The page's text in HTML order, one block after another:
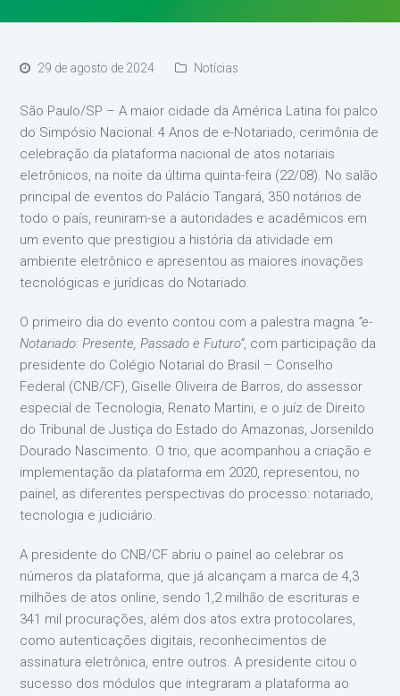
29 de agosto de 2024 Notícias
São Paulo/SP – A maior cidade da América Latina foi palco
do Simpósio Nacional: 4 Anos de e-Notariado, cerimônia de
celebração da plataforma nacional de atos notariais
eletrônicos, na noite da última quinta-feira (22/08). No salão
principal de eventos do Palácio Tangará, 350 notários de
todo o país, reuniram-se a autoridades e acadêmicos em
um evento que prestigiou a história da atividade em
ambiente eletrônico e apresentou as maiores inovações
tecnológicas e jurídicas do Notariado.
O primeiro dia do evento contou com a palestra magna “e-
Notariado: Presente, Passado e Futuro”, com participação da
presidente do Colégio Notarial do Brasil – Conselho
Federal (CNB/CF), Giselle Oliveira de Barros, do assessor
especial de Tecnologia, Renato Martini, e o juíz de Direito
do Tribunal de Justiça do Estado do Amazonas, Jorsenildo
Dourado Nascimento. O trio, que acompanhou a criação e
implementação da plataforma em 2020, representou, no
painel, as diferentes perspectivas do processo: notariado,
tecnologia e judiciário.
A presidente do CNB/CF abriu o painel ao celebrar os
números da plataforma, que já alcançam a marca de 4,3
milhões de atos online, sendo 1,2 milhão de escrituras e
341 mil procurações, além dos atos extra protocolares,
como autenticações digitais, reconhecimentos de
assinatura eletrônica, entre outros. A presidente citou o
sucesso dos módulos que integraram a plataforma ao